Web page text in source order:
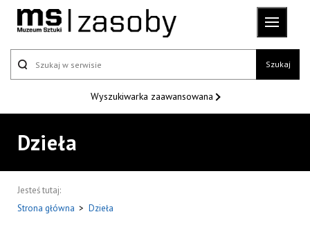
Szukaj
Wyszukiwarka zaawansowana
Dzieła
Jesteś tutaj:
Strona główna > Dzieła